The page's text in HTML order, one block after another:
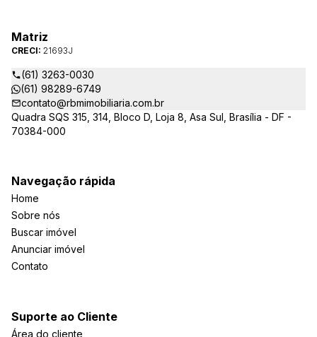
Matriz
CRECI: 21693J
(61) 3263-0030
(61) 98289-6749
contato@rbmimobiliaria.com.br
Quadra SQS 315, 314, Bloco D, Loja 8, Asa Sul, Brasília - DF -
70384-000
Navegação rápida
Home
Sobre nós
Buscar imóvel
Anunciar imóvel
Contato
Suporte ao Cliente
Área do cliente